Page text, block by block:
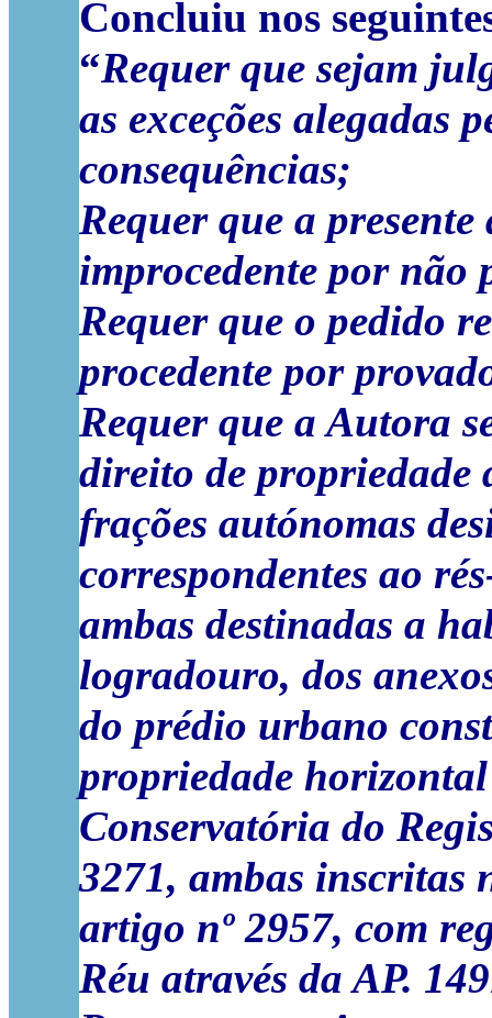
Concluiu nos
“Requer que sejam
as exceções alegadas
consequências;
Requer que a
improcedente por não
Requer que o pedido
procedente por
Requer que a Autora
direito de propriedade
frações autónomas
correspondentes ao
ambas destinadas a
logradouro, dos
do prédio urbano
propriedade
Conservatória do
3271, ambas inscritas
artigo nº 2957, com
Réu através da AP.